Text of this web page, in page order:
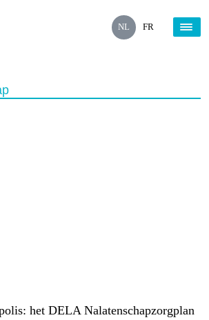
NL FR
het DELA Nalatenschapzorgplan